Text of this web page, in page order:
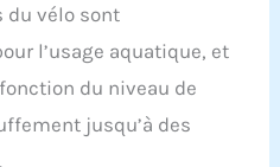
du vélo sont
l’usage aquatique, et
du niveau de
jusqu’à des